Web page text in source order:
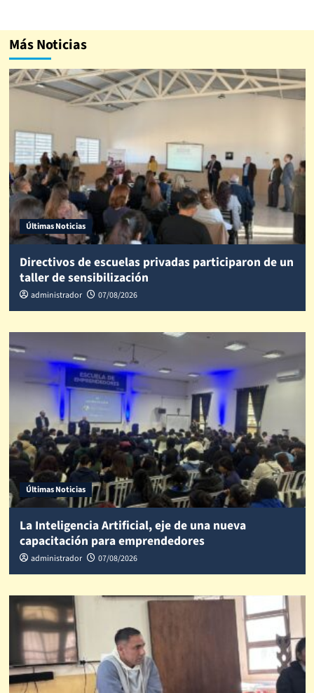
Más Noticias
Últimas Noticias
Directivos de escuelas privadas participaron de un
taller de sensibilización
administrador 07/08/2026
Últimas Noticias
La Inteligencia Artificial, eje de una nueva
capacitación para emprendedores
administrador 07/08/2026